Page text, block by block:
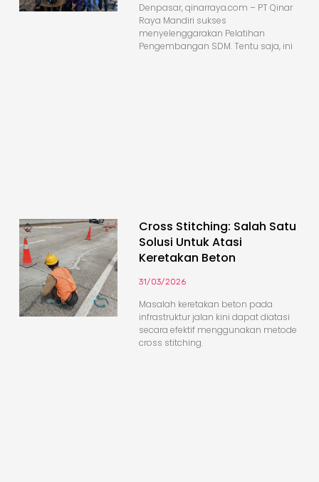
Denpasar, qinarraya.com – PT Qinar
Raya Mandiri sukses
menyelenggarakan Pelatihan
Pengembangan SDM. Tentu saja, ini
Cross Stitching: Salah Satu
Solusi Untuk Atasi
Keretakan Beton
31/03/2026
Masalah keretakan beton pada
infrastruktur jalan kini dapat diatasi
secara efektif menggunakan metode
cross stitching.